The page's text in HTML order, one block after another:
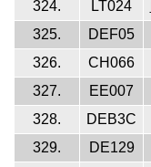
324.
LT024
325.
DEF05
326.
CH066
327.
EE007
328.
DEB3C
329.
DE129